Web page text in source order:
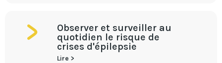
Observer et surveiller au
quotidien le risque de
crises d'épilepsie
Lire >